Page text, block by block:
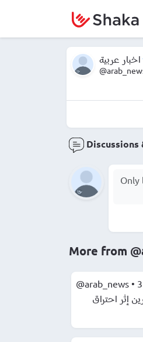
اخبار عربية
Discussions
More from
@arab_news •
سائحًا والبحث عن 3 آخرين إثر احتراق